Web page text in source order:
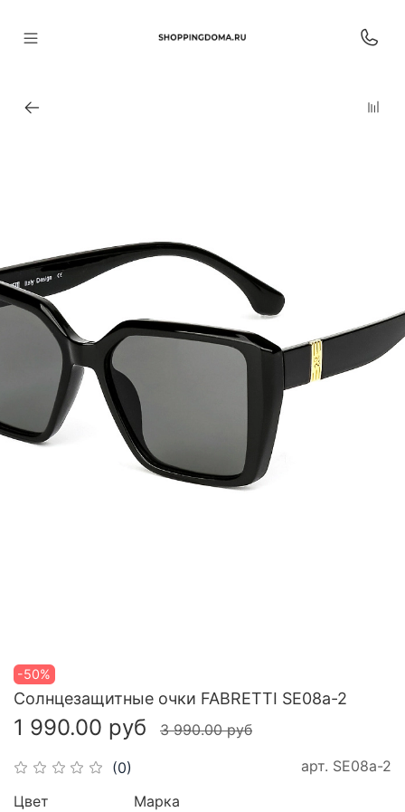
-50%
(0) арт. SE08a-2
Cолнцезащитные очки FABRETTI SE08a-2
1 990.00 руб 3 990.00 руб
Цвет Марка